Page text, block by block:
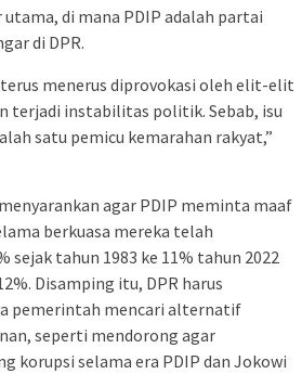
di mana PDIP adalah partai
di DPR.
menerus diprovokasi oleh elit-elit
terjadi instabilitas politik. Sebab, isu
satu pemicu kemarahan rakyat,”
agar PDIP meminta maaf
berkuasa mereka telah
sejak tahun 1983 ke 11% tahun 2022
Disamping itu, DPR harus
pemerintah mencari alternatif
seperti mendorong agar
korupsi selama era PDIP dan Jokowi